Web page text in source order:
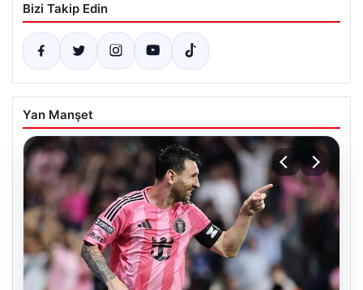
Bizi Takip Edin
Yan Manşet